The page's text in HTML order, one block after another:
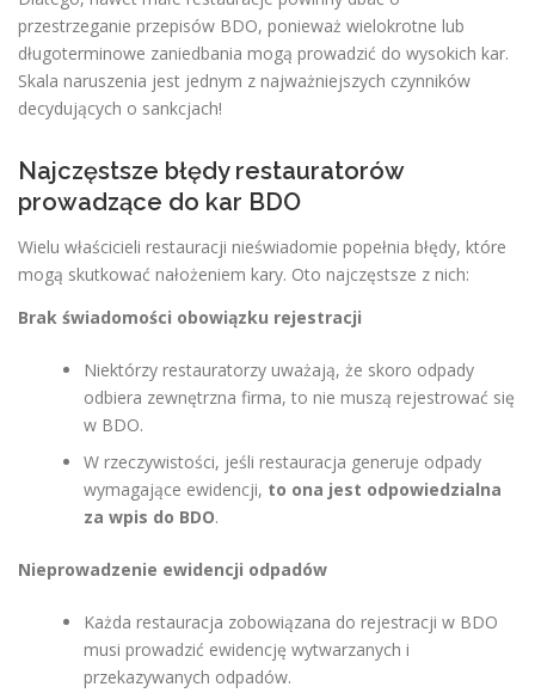
przestrzeganie przepisów BDO, ponieważ wielokrotne lub
długoterminowe zaniedbania mogą prowadzić do wysokich kar.
Skala naruszenia jest jednym z najważniejszych czynników
decydujących o sankcjach!
Najczęstsze błędy restauratorów
prowadzące do kar BDO
Wielu właścicieli restauracji nieświadomie popełnia błędy, które
mogą skutkować nałożeniem kary. Oto najczęstsze z nich:
Brak świadomości obowiązku rejestracji
Niektórzy restauratorzy uważają, że skoro odpady
odbiera zewnętrzna firma, to nie muszą rejestrować się
w BDO.
W rzeczywistości, jeśli restauracja generuje odpady
wymagające ewidencji, to ona jest odpowiedzialna
za wpis do BDO.
Nieprowadzenie ewidencji odpadów
Każda restauracja zobowiązana do rejestracji w BDO
musi prowadzić ewidencję wytwarzanych i
przekazywanych odpadów.